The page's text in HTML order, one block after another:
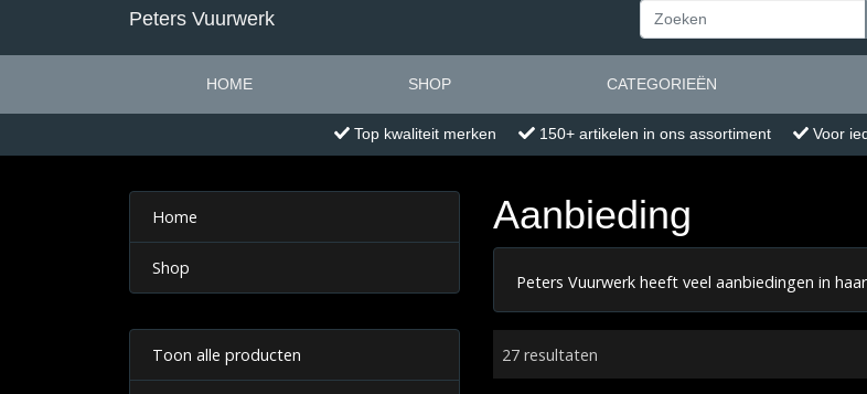
Peters Vuurwerk
HOME SHOP CATEGORIEËN
Top kwaliteit merken 150+ artikelen in ons assortiment Voor
Home
Shop
Toon alle producten
Aanbieding
Peters Vuurwerk heeft veel aanbiedingen in
27 resultaten